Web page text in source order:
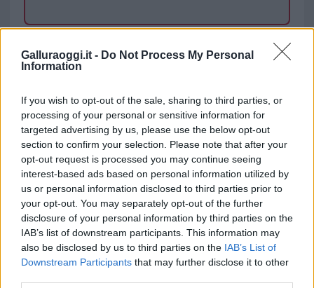
Galluraoggi.it - Do Not Process My Personal
Information
If you wish to opt-out of the sale, sharing to third parties, or
processing of your personal or sensitive information for
targeted advertising by us, please use the below opt-out
section to confirm your selection. Please note that after your
opt-out request is processed you may continue seeing
interest-based ads based on personal information utilized by
us or personal information disclosed to third parties prior to
your opt-out. You may separately opt-out of the further
disclosure of your personal information by third parties on the
IAB’s list of downstream participants. This information may
also be disclosed by us to third parties on the IAB’s List of
Downstream Participants that may further disclose it to other
Notizie Budoni
Notizie Sardegna
Violenza Budoni
Violenza Sulle Donne Budoni
Notizie in tempo reale?
Entra nel canale telegram di
GalluraOggi.it
Inviaci le tue segnalazioni,
i tuoi video e le tue foto
Su WhatsApp al numero +39